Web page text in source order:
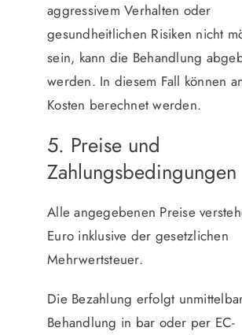
aggressivem Verhalten oder
gesundheitlichen Risiken nicht
sein, kann die Behandlung
werden. In diesem Fall können
Kosten berechnet werden.
5. Preise und
Zahlungsbedingungen
Alle angegebenen Preise
Euro inklusive der gesetzlichen
Mehrwertsteuer.
Die Bezahlung erfolgt
Behandlung in bar oder per EC-